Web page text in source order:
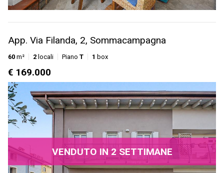
App. Via Filanda, 2, Sommacampagna
60 m² 2 locali Piano T 1 box
€ 169.000
VENDUTO IN 2 SETTIMANE